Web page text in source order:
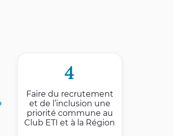
4
Faire du recrutement
et de l’inclusion une
priorité commune au
Club ETI et à la Région